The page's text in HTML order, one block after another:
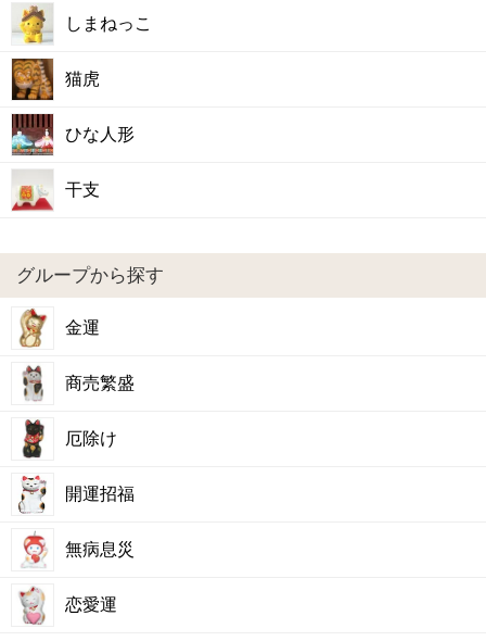
しまねっこ
猫虎
ひな人形
干支
グループから探す
金運
商売繁盛
厄除け
開運招福
無病息災
恋愛運